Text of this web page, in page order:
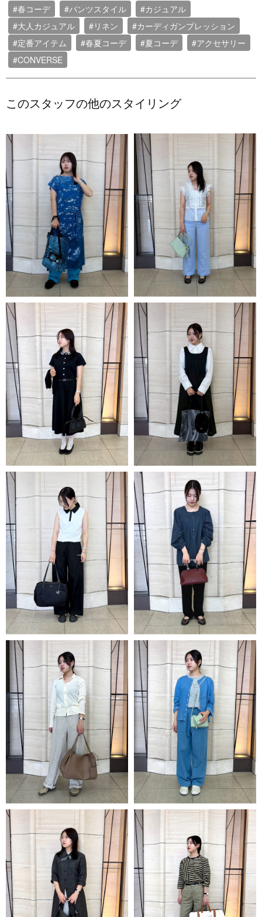
#春コーデ #パンツスタイル
#カジュアル
#大人カジュアル
#リネン
#カーディガンプレッション
#定番アイテム
#春夏コーデ #夏コーデ
#アクセサリー
#CONVERSE
このスタッフの他のスタイリング